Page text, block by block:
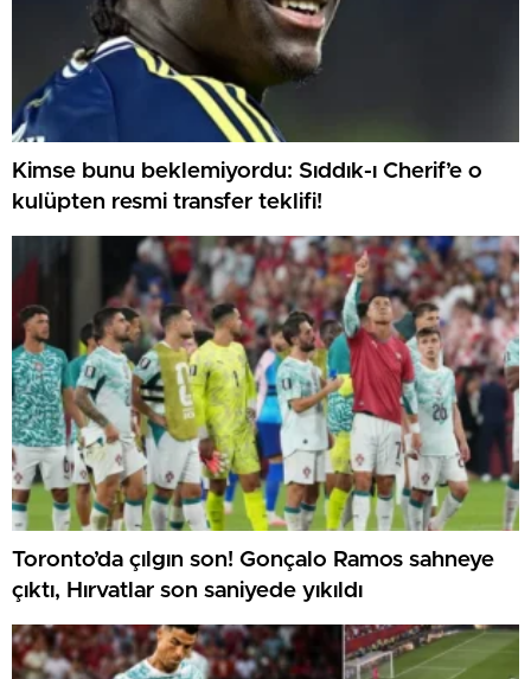
Kimse bunu beklemiyordu: Sıddık-ı Cherif’e o
kulüpten resmi transfer teklifi!
Toronto’da çılgın son! Gonçalo Ramos sahneye
çıktı, Hırvatlar son saniyede yıkıldı